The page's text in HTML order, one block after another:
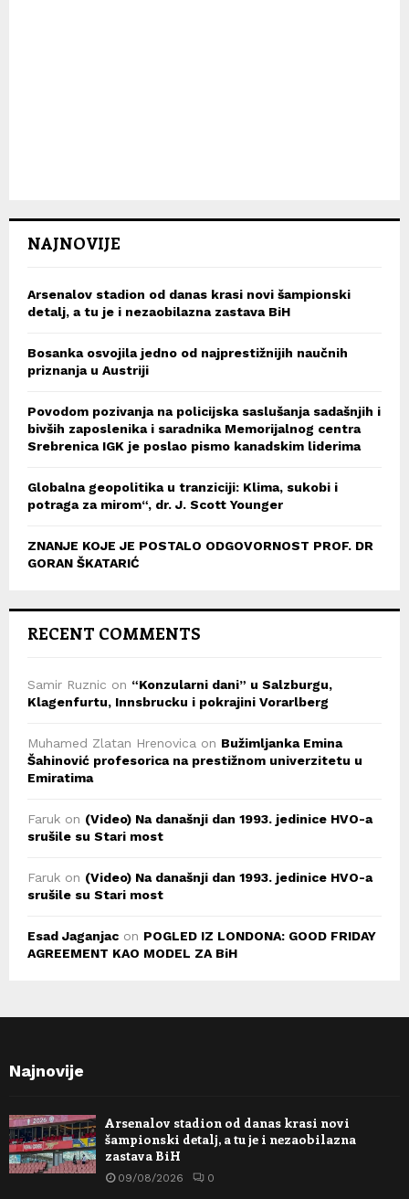
NAJNOVIJE
Arsenalov stadion od danas krasi novi šampionski
detalj, a tu je i nezaobilazna zastava BiH
Bosanka osvojila jedno od najprestižnijih naučnih
priznanja u Austriji
Povodom pozivanja na policijska saslušanja sadašnjih i
bivših zaposlenika i saradnika Memorijalnog centra
Srebrenica IGK je poslao pismo kanadskim liderima
Globalna geopolitika u tranziciji: Klima, sukobi i
potraga za mirom“, dr. J. Scott Younger
ZNANJE KOJE JE POSTALO ODGOVORNOST PROF. DR
GORAN ŠKATARIĆ
RECENT COMMENTS
Samir Ruznic on “Konzularni dani” u Salzburgu,
Klagenfurtu, Innsbrucku i pokrajini Vorarlberg
Muhamed Zlatan Hrenovica on Bužimljanka Emina
Šahinović profesorica na prestižnom univerzitetu u
Emiratima
Faruk on (Video) Na današnji dan 1993. jedinice HVO-a
srušile su Stari most
Faruk on (Video) Na današnji dan 1993. jedinice HVO-a
srušile su Stari most
Esad Jaganjac on POGLED IZ LONDONA: GOOD FRIDAY
AGREEMENT KAO MODEL ZA BiH
Najnovije
Arsenalov stadion od danas krasi novi
šampionski detalj, a tu je i nezaobilazna
zastava BiH
09/08/2026 0